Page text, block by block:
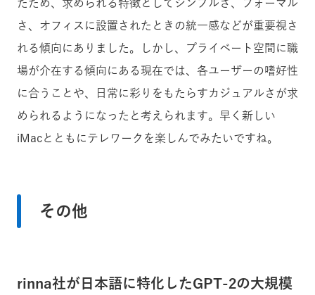
たため、求められる特徴としてシンプルさ、フォーマル
さ、オフィスに設置されたときの統一感などが重要視さ
れる傾向にありました。しかし、プライベート空間に職
場が介在する傾向にある現在では、各ユーザーの嗜好性
に合うことや、日常に彩りをもたらすカジュアルさが求
められるようになったと考えられます。早く新しい
iMacとともにテレワークを楽しんでみたいですね。
その他
rinna社が日本語に特化したGPT-2の大規模